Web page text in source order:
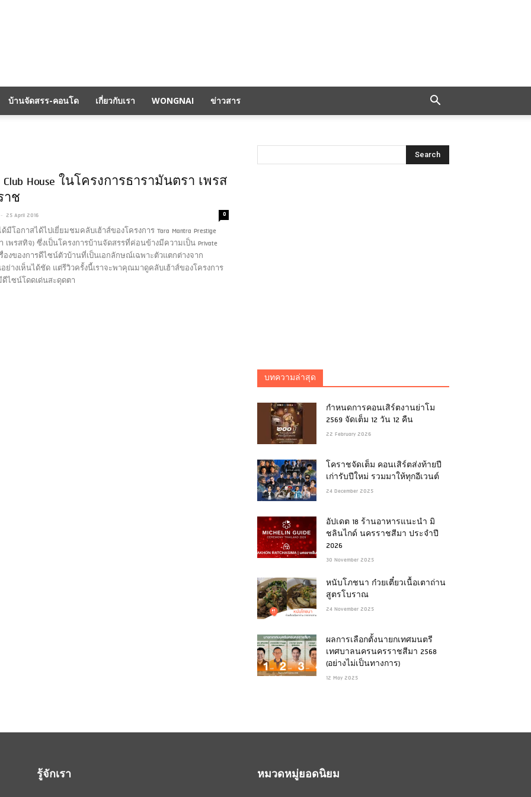
บ้านจัดสรร-คอนโด เกี่ยวกับเรา WONGNAI ข่าวสาร
House ในโครงการธารามันตรา เพรส
าช
- 25 April 2016 0
มีโอกาสได้ไปเยี่ยมชมคลับเฮ้าส์ของโครงการ Tara Mantra Prestige
เพรสทิจ) ซึ่งเป็นโครงการบ้านจัดสรรที่ค่อนข้างมีความเป็น Private
องของการดีไซน์ตัวบ้านที่เป็นเอกลักษณ์เฉพาะตัวแตกต่างจาก
ย่างเห็นได้ชัด แต่รีวิวครั้งนี้เราจะพาคุณมาดูคลับเฮ้าส์ของโครงการ
ไซน์โดดเด่นสะดุดตา
บทความล่าสุด
กำหนดการคอนเสิร์ตงานย่าโม
2569 จัดเต็ม 12 วัน 12 คืน
22 February 2026
โคราชจัดเต็ม คอนเสิร์ตส่งท้ายปี
เก่ารับปีใหม่ รวมมาให้ทุกอีเวนต์
24 December 2025
อัปเดต 18 ร้านอาหารแนะนำ มิ
ชลินไกด์ นครราชสีมา ประจำปี
2026
30 November 2025
หนับโภชนา ก๋วยเตี๋ยวเนื้อเตาถ่าน
สูตรโบราณ
24 November 2025
ผลการเลือกตั้งนายกเทศมนตรี
เทศบาลนครนครราชสีมา 2568
(อย่างไม่เป็นทางการ)
12 May 2025
รู้จักเรา หมวดหมู่ยอดนิยม